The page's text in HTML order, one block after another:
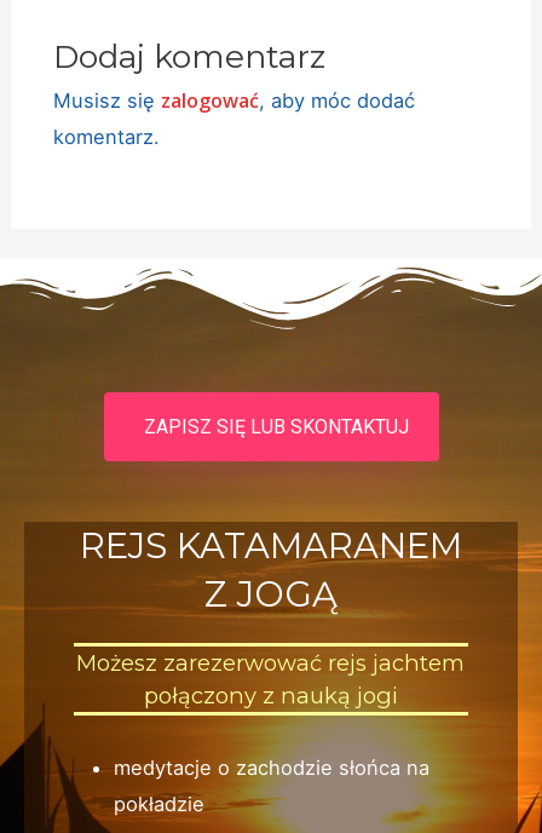
Dodaj komentarz
Musisz się zalogować, aby móc dodać
komentarz.
REJS KATAMARANEM
Z JOGĄ
Możesz zarezerwować rejs jachtem
połączony z nauką jogi
medytacje o zachodzie słońca na
pokładzie
ZAPISZ SIĘ LUB SKONTAKTUJ